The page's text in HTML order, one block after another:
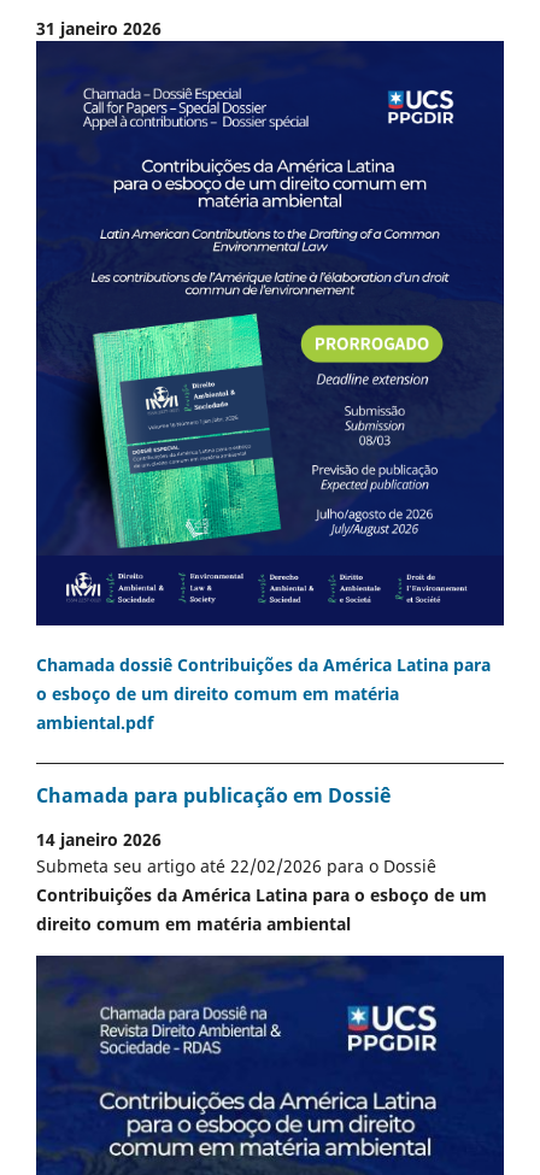
31 janeiro 2026
Chamada dossiê Contribuições da América Latina para
o esboço de um direito comum em matéria
ambiental.pdf
Chamada para publicação em Dossiê
14 janeiro 2026
Submeta seu artigo até 22/02/2026 para o Dossiê
Contribuições da América Latina para o esboço de um
direito comum em matéria ambiental